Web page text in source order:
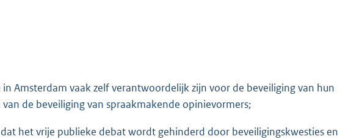
Amsterdam vaak zelf verantwoordelijk zijn voor de beveiliging van hun
de beveiliging van spraakmakende opinievormers;
het vrije publieke debat wordt gehinderd door beveiligingskwesties en